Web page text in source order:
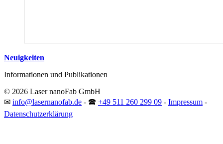
Neuigkeiten
Informationen und Publikationen
© 2026 Laser nanoFab GmbH
✉ info@lasernanofab.de - 🕿 +49 511 260 299 09 - Impressum -
Datenschutzerklärung